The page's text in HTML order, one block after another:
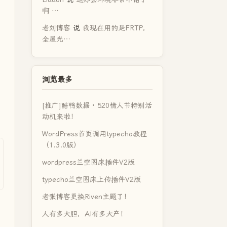
啊 …
老刘博客 说 我现在用的是FRTP，
全屋光…
浏览最多
[推广]酷鸭数据 · 520情人节特别活
动机来啦！
WordPress首页调用typecho教程
（1.3.0版）
wordpress兰空图床插件V2版
typecho兰空图床上传插件V2版
老张博客更换Riven主题了！
人有多大胆，AI有多大产！